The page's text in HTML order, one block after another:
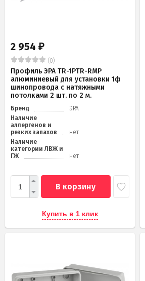
2 954 ₽
(0)
Профиль ЭРА TR-1PTR-RMP
алюминиевый для установки 1ф
шинопровода с натяжными
потолками 2 шт. по 2 м.
Бренд
ЭРА
Наличие
аллергенов и
резких запахов
нет
Наличие
категории ЛВЖ и
ГЖ
нет
В корзину
Купить в 1 клик